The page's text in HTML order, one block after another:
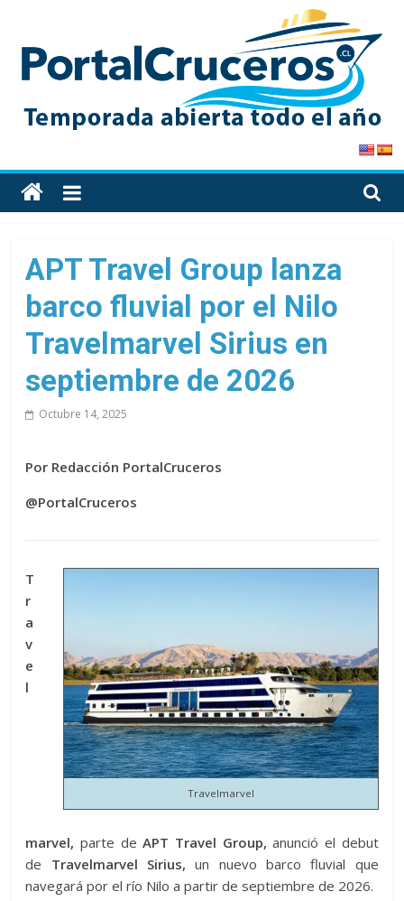
content
PortalCruceros
Toda
la
cruceros
un
APT Travel Group lanza
barco fluvial por el Nilo
Travelmarvel Sirius en
septiembre de 2026
Octubre 14, 2025
Por Redacción PortalCruceros
@PortalCruceros
Travelmarvel
T
r
a
v
e
l
marvel, parte de APT Travel Group,anunció el debut
de Travelmarvel Sirius, un nuevo barco fluvial que
navegará por el río Nilo a partir de septiembre de 2026.